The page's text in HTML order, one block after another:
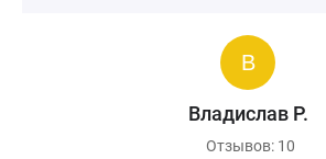
Владислав Р.
Отзывов: 10